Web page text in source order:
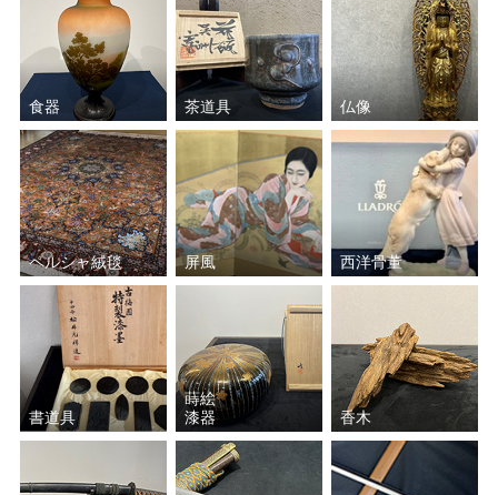
食器 茶道具 仏像
ペルシャ絨毯 屏風 西洋骨董
書道具
蒔絵
漆器
香木